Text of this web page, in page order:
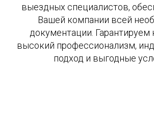
выездных специалистов,
Вашей компании всей
документации. Гарантируем
высокий профессионализм,
подход и выгодные